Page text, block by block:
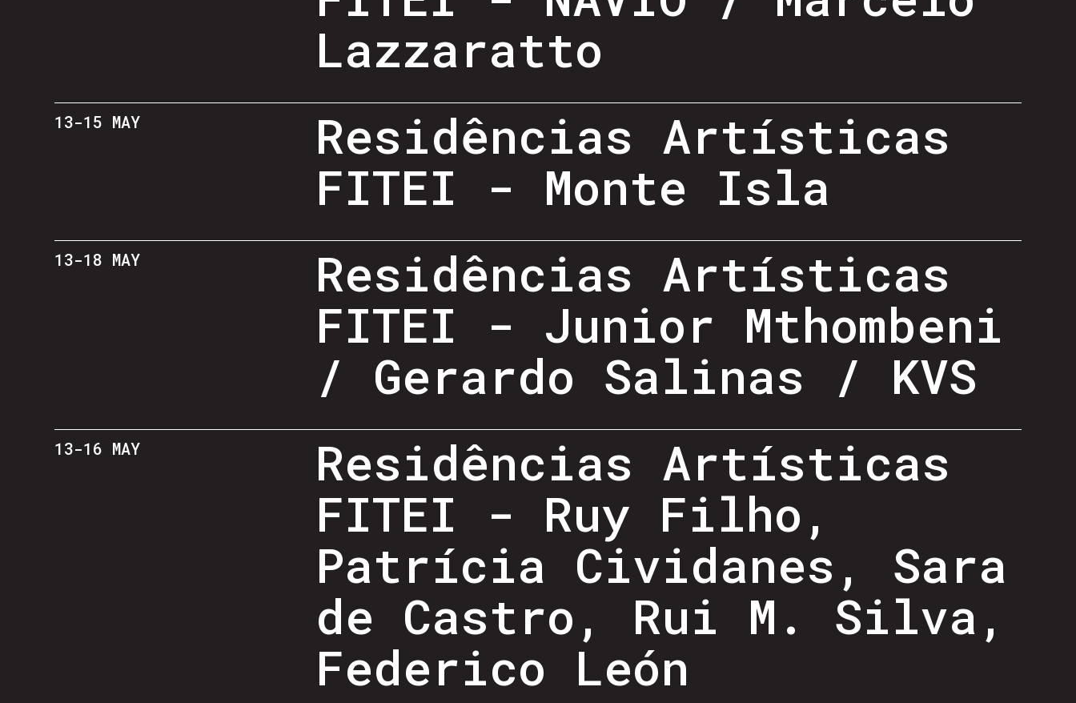
Lazzaratto
13-15 MAY
Residências Artísticas
FITEI - Monte Isla
13-18 MAY
Residências Artísticas
FITEI - Junior Mthombeni
/ Gerardo Salinas / KVS
13-16 MAY
Residências Artísticas
FITEI - Ruy Filho,
Patrícia Cividanes, Sara
de Castro, Rui M. Silva,
Federico León